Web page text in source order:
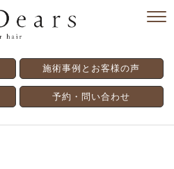
施術事例とお客様の声
予約・問い合わせ